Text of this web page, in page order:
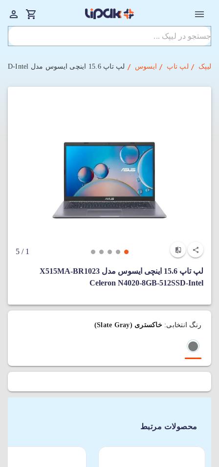
لیپک لپ تاپ ایسوس لپ تاپ 15.6 اینچی ایسوس مدل X515MA-BR1023 Celeron N4020-8GB-512SSD-Intel
1
/ 5
لپ تاپ 15.6 اینچی ایسوس مدل X515MA-BR1023
Celeron N4020-8GB-512SSD-Intel
رنگ انتخابی:خاکستری (Slate Gray)
محصولات مرتبط